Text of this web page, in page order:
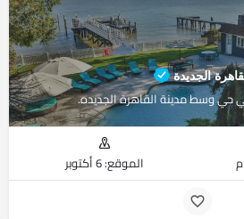
الجديدة
حي وسط مدينة القاهرة الجديده.
الموقع: 6 أكتوبر